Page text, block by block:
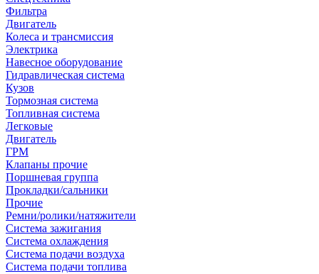
Фильтра
Двигатель
Колеса и трансмиссия
Электрика
Навесное оборудование
Гидравлическая система
Кузов
Тормозная система
Топливная система
Легковые
Двигатель
ГРМ
Клапаны прочие
Поршневая группа
Прокладки/сальники
Прочие
Ремни/ролики/натяжители
Система зажигания
Система охлаждения
Система подачи воздуха
Система подачи топлива